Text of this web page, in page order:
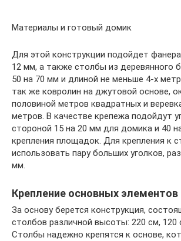
Материалы и готовый домик
Для этой конструкции подойдет
12 мм, а также столбы из деревянного
50 на 70 мм и длиной не меньше 4-х
так же ковролин на джутовой основе,
половиной метров квадратных и
метров. В качестве крепежа подойдут
стороной 15 на 20 мм для домика и 40
крепления площадок. Для крепления к
использовать пару больших уголков,
мм.
Крепление основных элементов
За основу берется конструкция,
столбов различной высоты: 220 см, 120
Столбы надежно крепятся к основе,